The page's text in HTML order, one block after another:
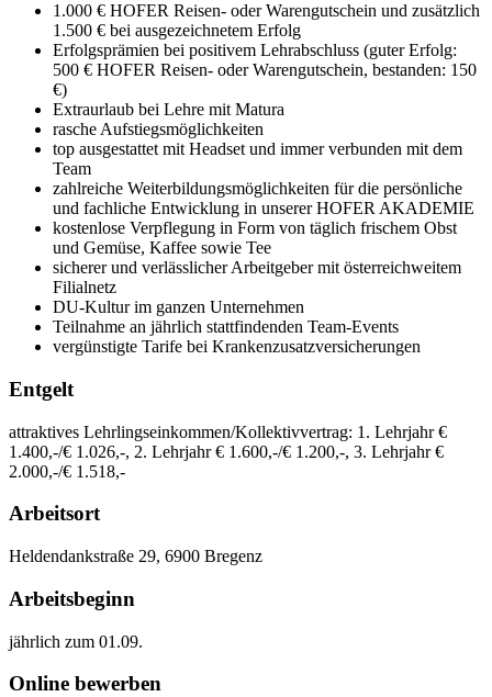
1.000 € HOFER Reisen- oder Warengutschein und zusätzlich
1.500 € bei ausgezeichnetem Erfolg
Erfolgsprämien bei positivem Lehrabschluss (guter Erfolg:
500 € HOFER Reisen- oder Warengutschein, bestanden: 150
€)
Extraurlaub bei Lehre mit Matura
rasche Aufstiegsmöglichkeiten
top ausgestattet mit Headset und immer verbunden mit dem
Team
zahlreiche Weiterbildungsmöglichkeiten für die persönliche
und fachliche Entwicklung in unserer HOFER AKADEMIE
kostenlose Verpflegung in Form von täglich frischem Obst
und Gemüse, Kaffee sowie Tee
sicherer und verlässlicher Arbeitgeber mit österreichweitem
Filialnetz
DU-Kultur im ganzen Unternehmen
Teilnahme an jährlich stattfindenden Team-Events
vergünstigte Tarife bei Krankenzusatzversicherungen
Entgelt
attraktives Lehrlingseinkommen/Kollektivvertrag: 1. Lehrjahr €
1.400,-/€ 1.026,-, 2. Lehrjahr € 1.600,-/€ 1.200,-, 3. Lehrjahr €
2.000,-/€ 1.518,-
Arbeitsort
​Heldendankstraße 29, 6900 Bregenz​​
Arbeitsbeginn
jährlich zum 01.09.​
Online bewerben